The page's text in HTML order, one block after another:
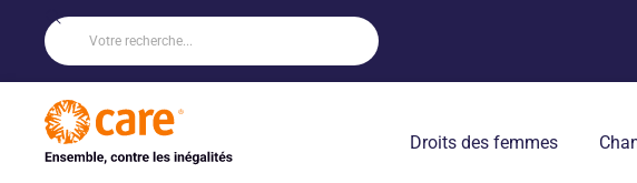
Droits des femmes